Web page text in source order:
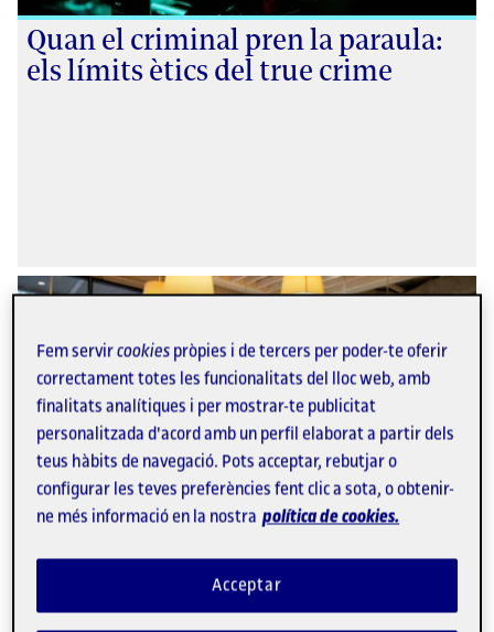
Quan el criminal pren la paraula:
els límits ètics del true crime
Supermercats amb taules: un nou
hàbit de consum o competència
deslleial?
Fem servircookies pròpies i de tercers per poder-te oferir
correctament totes les funcionalitats del lloc web, amb
finalitats analítiques i per mostrar-te publicitat
personalitzada d'acord amb un perfil elaborat a partir dels
teus hàbits de navegació. Pots acceptar, rebutjar o
configurar les teves preferències fent clic a sota, o obtenir-
ne més informació en la nostra política de cookies.
Acceptar